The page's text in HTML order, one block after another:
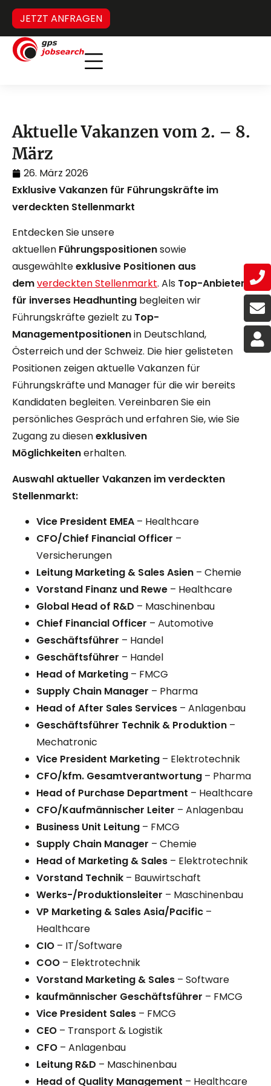
JETZT ANFRAGEN
Aktuelle Vakanzen vom 2. – 8.
März
26. März 2026
Exklusive Vakanzen für Führungskräfte im
verdeckten Stellenmarkt
Entdecken Sie unsere
aktuellen Führungspositionensowie
ausgewählteexklusive Positionen aus
demverdeckten Stellenmarkt. Als Top-Anbieter
für inverses Headhunting begleiten wir
Führungskräfte gezielt zu Top-
Managementpositionenin Deutschland,
Österreich und der Schweiz. Die hier gelisteten
Positionen zeigen aktuelle Vakanzen für
Führungskräfte und Manager für die wir bereits
Kandidaten begleiten. Vereinbaren Sie ein
persönliches Gespräch und erfahren Sie, wie Sie
Zugang zu diesenexklusiven
Möglichkeitenerhalten.
Auswahl aktueller Vakanzen im verdeckten
Stellenmarkt:
Vice President EMEA – Healthcare
CFO/Chief Financial Officer –
Versicherungen
Leitung Marketing & Sales Asien – Chemie
Vorstand Finanz und Rewe – Healthcare
Global Head of R&D – Maschinenbau
Chief Financial Officer – Automotive
Geschäftsführer – Handel
Geschäftsführer – Handel
Head of Marketing – FMCG
Supply Chain Manager – Pharma
Head of After Sales Services – Anlagenbau
Geschäftsführer Technik & Produktion –
Mechatronic
Vice President Marketing – Elektrotechnik
CFO/kfm. Gesamtverantwortung – Pharma
Head of Purchase Department – Healthcare
CFO/Kaufmännischer Leiter – Anlagenbau
Business Unit Leitung – FMCG
Supply Chain Manager – Chemie
Head of Marketing & Sales – Elektrotechnik
Vorstand Technik – Bauwirtschaft
Werks-/Produktionsleiter – Maschinenbau
VP Marketing & Sales Asia/Pacific –
Healthcare
CIO – IT/Software
COO – Elektrotechnik
Vorstand Marketing & Sales – Software
kaufmännischer Geschäftsführer – FMCG
Vice President Sales – FMCG
CEO – Transport & Logistik
CFO – Anlagenbau
Leitung R&D – Maschinenbau
Head of Quality Management – Healthcare